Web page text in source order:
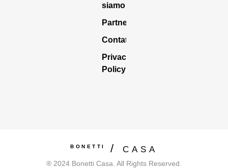
siamo
Partners
Contattaci
Privacy
Policy
BONETTI CASA
® 2024 Bonetti Casa. All Rights Reserved.